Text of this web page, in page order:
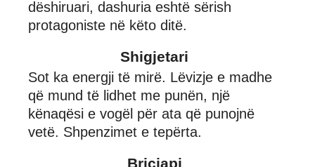
dëshiruari, dashuria eshtë sërish
protagoniste në këto ditë.
Shigjetari
Sot ka energji të mirë. Lëvizje e madhe
që mund të lidhet me punën, një
kënaqësi e vogël për ata që punojnë
vetë. Shpenzimet e tepërta.
Bricjapi